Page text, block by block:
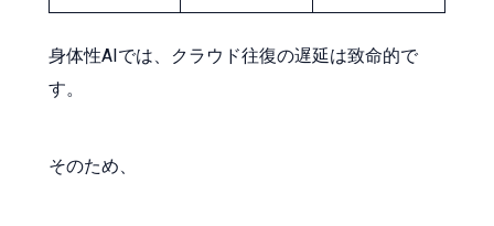
身体性AIでは、クラウド往復の遅延は致命的で
す。
そのため、